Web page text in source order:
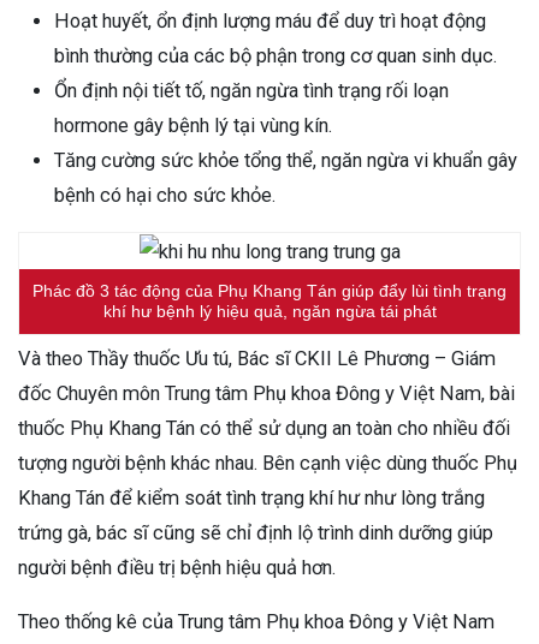
Hoạt huyết, ổn định lượng máu để duy trì hoạt động
bình thường của các bộ phận trong cơ quan sinh dục.
Ổn định nội tiết tố, ngăn ngừa tình trạng rối loạn
hormone gây bệnh lý tại vùng kín.
Tăng cường sức khỏe tổng thể, ngăn ngừa vi khuẩn gây
bệnh có hại cho sức khỏe.
Phác đồ 3 tác động của Phụ Khang Tán giúp đẩy lùi tình trạng
khí hư bệnh lý hiệu quả, ngăn ngừa tái phát
Và theo Thầy thuốc Ưu tú, Bác sĩ CKII Lê Phương – Giám
đốc Chuyên môn Trung tâm Phụ khoa Đông y Việt Nam, bài
thuốc Phụ Khang Tán có thể sử dụng an toàn cho nhiều đối
tượng người bệnh khác nhau. Bên cạnh việc dùng thuốc Phụ
Khang Tán để kiểm soát tình trạng khí hư như lòng trắng
trứng gà, bác sĩ cũng sẽ chỉ định lộ trình dinh dưỡng giúp
người bệnh điều trị bệnh hiệu quả hơn.
Theo thống kê của Trung tâm Phụ khoa Đông y Việt Nam